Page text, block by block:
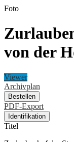
Foto
von der
Viewer
Archivplan
Bestellen
PDF-Export
Identifikation
Titel